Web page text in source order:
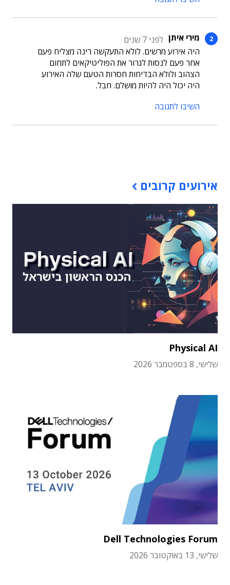
מירי איתן לפני 7 שנים
היה אירוע מרשים. לולא התעקשה רינה מצליח פעם
אחר פעם לנסות לגרור את הפוליטיקאים לתחום
הצהוב ולולא הבדיחות חסרות הטעם שלה האירוע
היה יכול היה להיות מושלם. חבל.
השיבו לתגובה
אירועים קרובים
Physical AI
שלישי, 8 בספטמבר 2026
Dell Technologies Forum
שלישי, 13 באוקטובר 2026